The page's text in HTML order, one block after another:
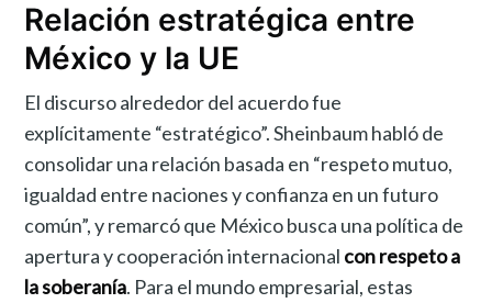
Relación estratégica entre
México y la UE
El discurso alrededor del acuerdo fue
explícitamente “estratégico”. Sheinbaum habló de
consolidar una relación basada en “respeto mutuo,
igualdad entre naciones y confianza en un futuro
común”, y remarcó que México busca una política de
apertura y cooperación internacional con respeto a
la soberanía. Para el mundo empresarial, estas